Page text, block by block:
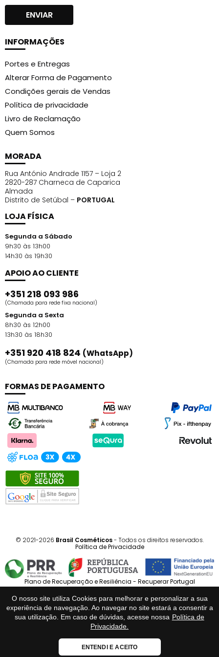
O nosso site utiliza Cookies para melhorar e personalizar a sua
experiência de navegação. Ao navegar no site estará a consentir a
sua utilização. Em caso de dúvidas, acesse nossa Política de
Privacidade.
ENTENDI E ACEITO
removedor de verniz gel andreia e aplique na unha e
envolva na prata por 8 a 10 minutos. Remova o gel
excedente da unha com auxilio de um empurra
cutículas, sem danificar a unha natural.
INFORMAÇÕES
Portes e Entregas
Alterar Forma de Pagamento
Condições gerais de Vendas
Política de privacidade
Livro de Reclamação
Quem Somos
MORADA
Rua António Andrade 1157 – Loja 2
2820-287 Charneca de Caparica
Almada
Distrito de Setúbal – PORTUGAL
LOJA FÍSICA
Segunda a Sábado
9h30 às 13h00
14h30 às 19h30
APOIO AO CLIENTE
+351 218 093 986
(Chamada para rede fixa nacional)
Segunda a Sexta
8h30 às 12h00
13h30 às 18h30
+351 920 418 824 (WhatsApp)
(Chamada para rede móvel nacional)
FORMAS DE PAGAMENTO
© 2021-2026 Brasil Cosméticos- Todos os direitos reservados.
Política de Privacidade
Plano de Recuperação e Resiliência - Recuperar Portugal
Português Español